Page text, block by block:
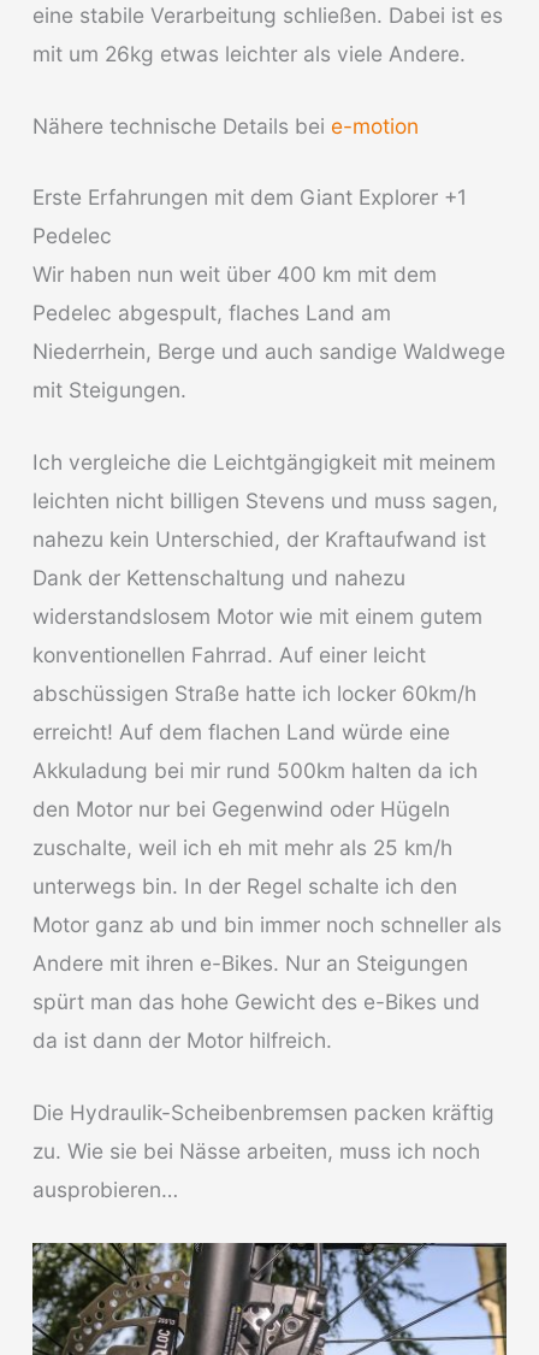
eine stabile Verarbeitung schließen. Dabei ist es
mit um 26kg etwas leichter als viele Andere.
Nähere technische Details bei e-motion
Erste Erfahrungen mit dem Giant Explorer +1
Pedelec
Wir haben nun weit über 400 km mit dem
Pedelec abgespult, flaches Land am
Niederrhein, Berge und auch sandige Waldwege
mit Steigungen.
Ich vergleiche die Leichtgängigkeit mit meinem
leichten nicht billigen Stevens und muss sagen,
nahezu kein Unterschied, der Kraftaufwand ist
Dank der Kettenschaltung und nahezu
widerstandslosem Motor wie mit einem gutem
konventionellen Fahrrad. Auf einer leicht
abschüssigen Straße hatte ich locker 60km/h
erreicht! Auf dem flachen Land würde eine
Akkuladung bei mir rund 500km halten da ich
den Motor nur bei Gegenwind oder Hügeln
zuschalte, weil ich eh mit mehr als 25 km/h
unterwegs bin. In der Regel schalte ich den
Motor ganz ab und bin immer noch schneller als
Andere mit ihren e-Bikes. Nur an Steigungen
spürt man das hohe Gewicht des e-Bikes und
da ist dann der Motor hilfreich.
Die Hydraulik-Scheibenbremsen packen kräftig
zu. Wie sie bei Nässe arbeiten, muss ich noch
ausprobieren…